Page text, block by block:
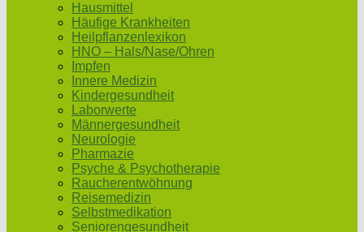
Hausmittel
Häufige Krankheiten
Heilpflanzenlexikon
HNO – Hals/Nase/Ohren
Impfen
Innere Medizin
Kindergesundheit
Laborwerte
Männergesundheit
Neurologie
Pharmazie
Psyche & Psychotherapie
Raucherentwöhnung
Reisemedizin
Selbstmedikation
Seniorengesundheit